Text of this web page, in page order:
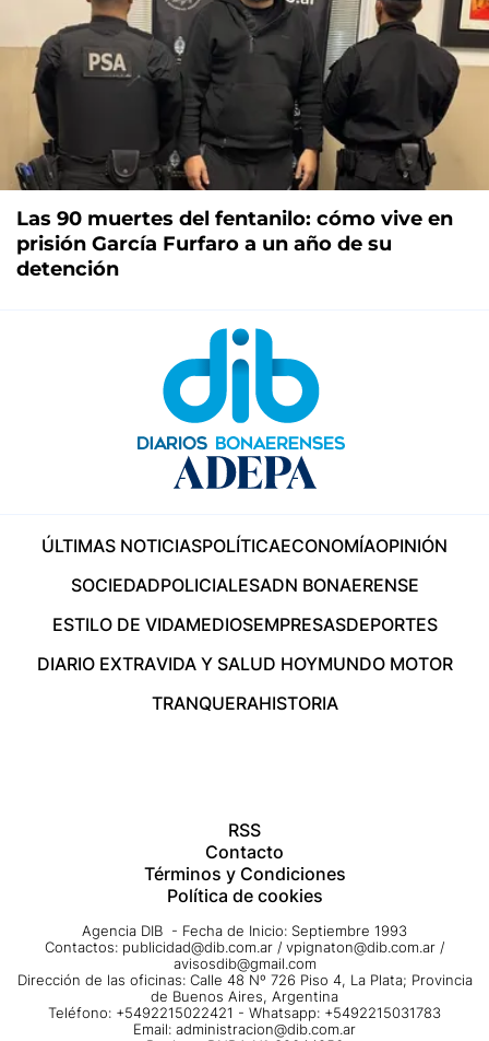
Las 90 muertes del fentanilo: cómo vive en
prisión García Furfaro a un año de su
detención
ÚLTIMAS NOTICIASPOLÍTICAECONOMÍAOPINIÓN
SOCIEDADPOLICIALESADN BONAERENSE
ESTILO DE VIDAMEDIOSEMPRESASDEPORTES
DIARIO EXTRAVIDA Y SALUD HOYMUNDO MOTOR
TRANQUERAHISTORIA
RSS
Contacto
Términos y Condiciones
Política de cookies
Agencia DIB - Fecha de Inicio: Septiembre 1993
Contactos: publicidad@dib.com.ar / vpignaton@dib.com.ar /
avisosdib@gmail.com
Dirección de las oficinas: Calle 48 Nº 726 Piso 4, La Plata; Provincia
de Buenos Aires, Argentina
Teléfono: +5492215022421 - Whatsapp: +5492215031783
Email: administracion@dib.com.ar